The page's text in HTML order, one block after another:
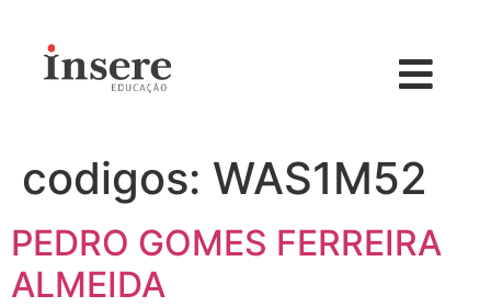
codigos: WAS1M52
PEDRO GOMES FERREIRA
ALMEIDA